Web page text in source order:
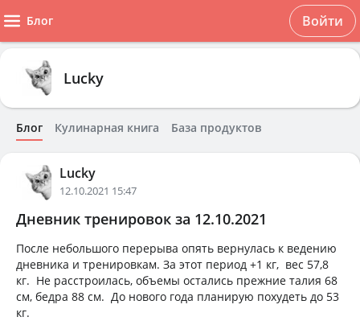
Блог Войти
Lucky
Блог Кулинарная книга База продуктов
Lucky
12.10.2021 15:47
Дневник тренировок за 12.10.2021
После небольшого перерыва опять вернулась к ведению
дневника и тренировкам. За этот период +1 кг, вес 57,8
кг. Не расстроилась, объемы остались прежние талия 68
см, бедра 88 см. До нового года планирую похудеть до 53
кг.